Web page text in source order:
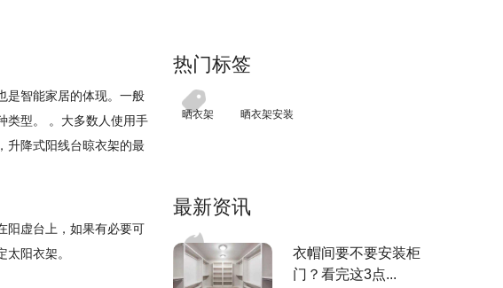
是智能家居的体现。一般
类型。 。大多数人使用手
升降式阳线台晾衣架的最
阳虚台上，如果有必要可
阳衣架。
热门标签
晒衣架 晒衣架安装
最新资讯
衣帽间要不要安装柜
门？看完这3点...